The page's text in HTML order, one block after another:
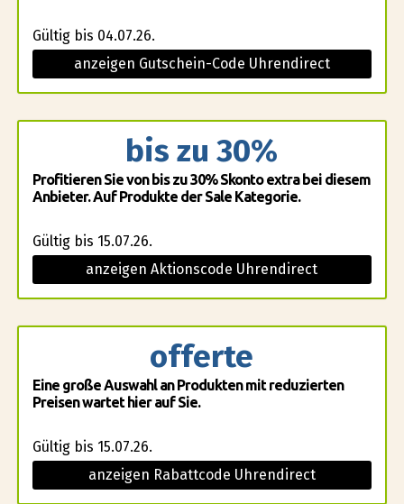
Gültig bis 04.07.26.
anzeigen Gutschein-Code Uhrendirect
bis zu 30%
Profitieren Sie von bis zu 30% Skonto extra bei diesem
Anbieter. Auf Produkte der Sale Kategorie.
Gültig bis 15.07.26.
anzeigen Aktionscode Uhrendirect
offerte
Eine große Auswahl an Produkten mit reduzierten
Preisen wartet hier auf Sie.
Gültig bis 15.07.26.
anzeigen Rabattcode Uhrendirect